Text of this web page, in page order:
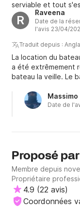
serviable et tout
recommande
R
Raveena
Date de la
l'avis 23/04/
Traduit depuis :
La location du
a été extrêmement
bateau la veille. Le
hésiter !
Massimo
Date de
Proposé par
Membre depuis
Propriétaire
4.9 (22 avis)
Coordonnées